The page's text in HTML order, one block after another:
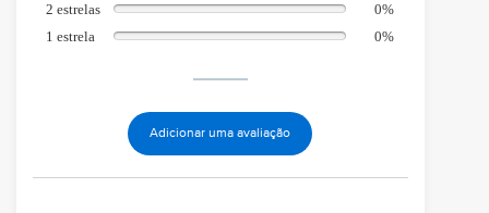
2 estrelas
0%
1 estrela
0%
Adicionar uma avaliação